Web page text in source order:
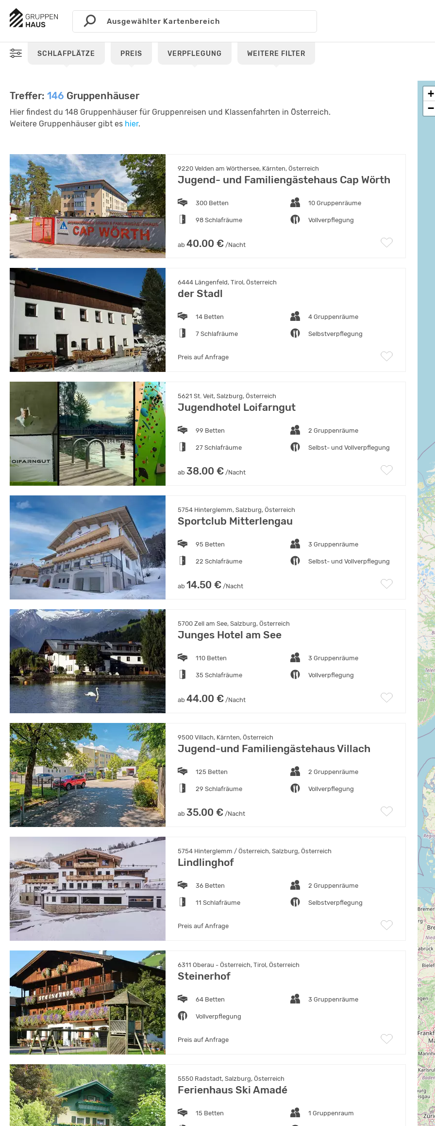
SCHLAFPLÄTZE PREIS VERPFLEGUNG WEITERE FILTER
Treffer: 146 Gruppenhäuser
Hier findest du 148 Gruppenhäuser für Gruppenreisen und Klassenfahrten in Österreich.
Weitere Gruppenhäuser gibt es hier.
9220 Velden am Wörthersee, Kärnten, Österreich
Jugend- und Familiengästehaus Cap Wörth
300 Betten 10 Gruppenräume
98 Schlafräume Vollverpflegung
ab 40.00 € /Nacht
6444 Längenfeld, Tirol, Österreich
der Stadl
14 Betten 4 Gruppenräume
7 Schlafräume Selbstverpflegung
Preis auf Anfrage
5621 St. Veit, Salzburg, Österreich
Jugendhotel Loifarngut
99 Betten 2 Gruppenräume
27 Schlafräume Selbst- und Vollverpflegung
ab 38.00 € /Nacht
5754 Hinterglemm, Salzburg, Österreich
Sportclub Mitterlengau
95 Betten 3 Gruppenräume
22 Schlafräume Selbst- und Vollverpflegung
ab 14.50 € /Nacht
5700 Zell am See, Salzburg, Österreich
Junges Hotel am See
110 Betten 3 Gruppenräume
35 Schlafräume Vollverpflegung
ab 44.00 € /Nacht
9500 Villach, Kärnten, Österreich
Jugend-und Familiengästehaus Villach
125 Betten 2 Gruppenräume
29 Schlafräume Vollverpflegung
ab 35.00 € /Nacht
5754 Hinterglemm / Österreich, Salzburg, Österreich
Lindlinghof
36 Betten 2 Gruppenräume
11 Schlafräume Selbstverpflegung
Preis auf Anfrage
6311 Oberau - Österreich, Tirol, Österreich
Steinerhof
64 Betten 3 Gruppenräume
Vollverpflegung
Preis auf Anfrage
5550 Radstadt, Salzburg, Österreich
Ferienhaus Ski Amadé
15 Betten 1 Gruppenraum
+
−